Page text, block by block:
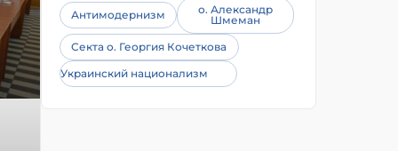
Антимодернизм
о. Александр
Шмеман
Секта о. Георгия Кочеткова
Украинский национализм